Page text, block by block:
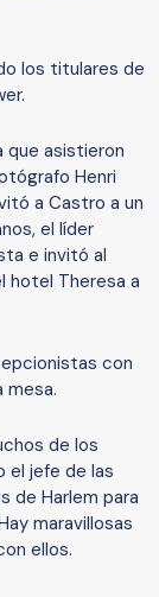
los titulares de
que asistieron
Henri
a Castro a un
el líder
e invitó al
hotel Theresa a
con
mesa.
de los
el jefe de las
de Harlem para
maravillosas
ellos.